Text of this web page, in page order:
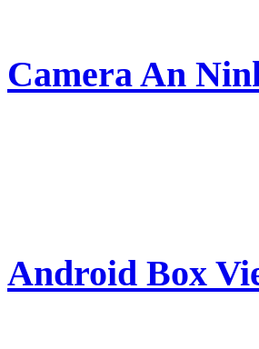
Camera An
Android Box